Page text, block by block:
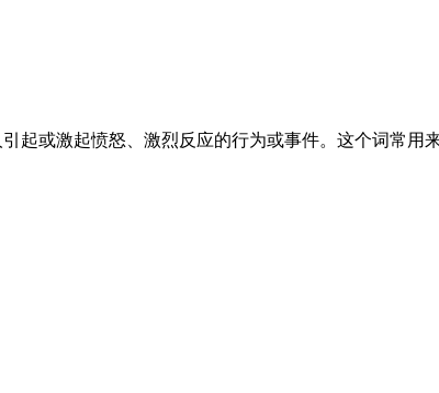
起或激起愤怒、激烈反应的行为或事件。这个词常